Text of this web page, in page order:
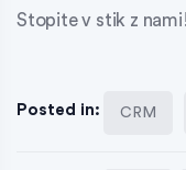
Stopite v stik z nami!
Posted in: CRM